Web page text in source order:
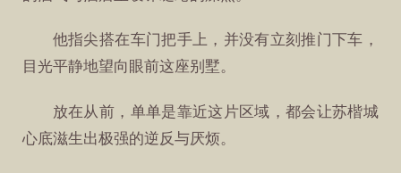
他指尖搭在车门把手上，并没有立刻推门下车，
目光平静地望向眼前这座别墅。
放在从前，单单是靠近这片区域，都会让苏楷城
心底滋生出极强的逆反与厌烦。